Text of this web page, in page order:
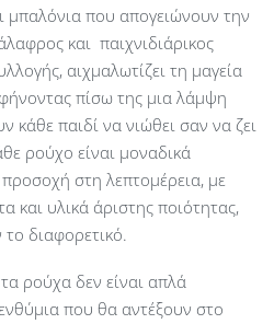
μπαλόνια που απογειώνουν την
και παιχνιδιάρικος
αιχμαλωτίζει τη μαγεία
πίσω της μια λάμψη
κάθε παιδί να νιώθει σαν να ζει
ρούχο είναι μοναδικά
στη λεπτομέρεια, με
και υλικά άριστης ποιότητας,
διαφορετικό.
ρούχα δεν είναι απλά
που θα αντέξουν στο